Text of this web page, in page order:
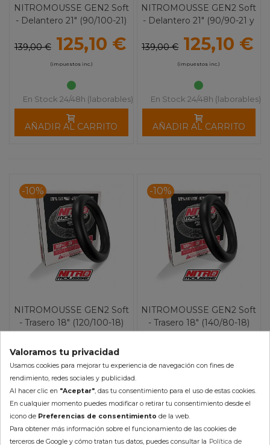
NITROMOUSSE GEN2 Soft
- Delantero 21" (90/100-21)
139,00 € 125,10 €
(impuestos inc.)
En Stock 24/48h (laborables)
AÑADIR AL CARRITO
NITROMOUSSE GEN2 Soft
- Delantero 21" (90/90-21 y
139,00 € 125,10 €
(impuestos inc.)
En Stock 24/48h (laborables)
AÑADIR AL CARRITO
-10%
NITROMOUSSE GEN2 Soft
- Trasero 18" (120/100-18)
139,00 € 125,10 €
(impuestos inc.)
En Stock 24/48h (laborables)
AÑADIR AL CARRITO
-10%
NITROMOUSSE GEN2 Soft
- Trasero 18" (140/80-18)
(impuestos inc.)
En Stock 24/48h (laborables)
AÑADIR AL CARRITO
Valoramos tu privacidad
Usamos cookies para mejorar tu experiencia de navegación con fines de
rendimiento, redes sociales y publicidad.
Al hacer clic en "Aceptar", das tu consentimiento para el uso de estas cookies.
En cualquier momento puedes modificar o retirar tu consentimiento desde el
icono de Preferencias de consentimiento de la web.
Para obtener más información sobre el funcionamiento de las cookies de
terceros de Google y cómo tratan tus datos, puedes consultar la Política de